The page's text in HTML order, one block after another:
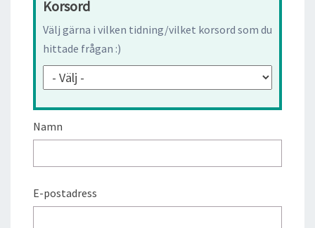
Korsord
Välj gärna i vilken tidning/vilket korsord som du
hittade frågan :)
Namn
E-postadress